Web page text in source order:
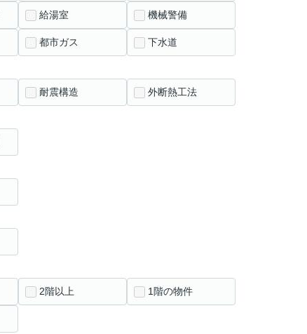
給湯室 機械警備
都市ガス 下水道
耐震構造 外断熱工法
2階以上 1階の物件